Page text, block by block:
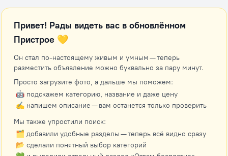
Привет! Рады видеть вас в обновлённом
Пристрое 💛
Он стал по-настоящему живым и умным — теперь
разместить объявление можно буквально за пару минут.
Просто загрузите фото, а дальше мы поможем:
🤖 подскажем категорию, название и даже цену
✍️ напишем описание — вам останется только проверить
Мы также упростили поиск:
🗂 добавили удобные разделы — теперь всё видно сразу
📂 сделали понятный выбор категорий